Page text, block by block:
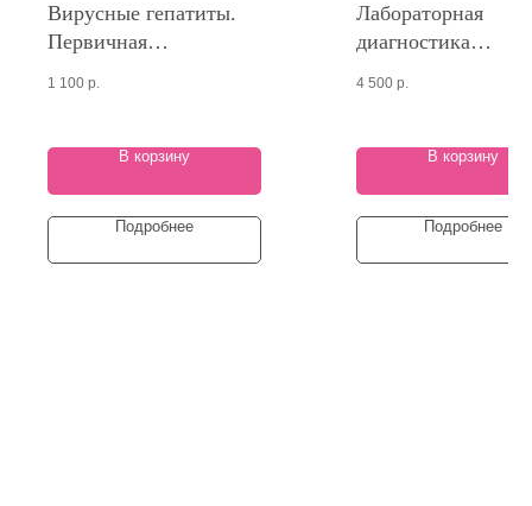
Вирусные гепатиты.
Первичная
1 100 р.
В корзину
Подробнее
Лабораторная
диагностика
4 500 р.
В корзину
Подробнее